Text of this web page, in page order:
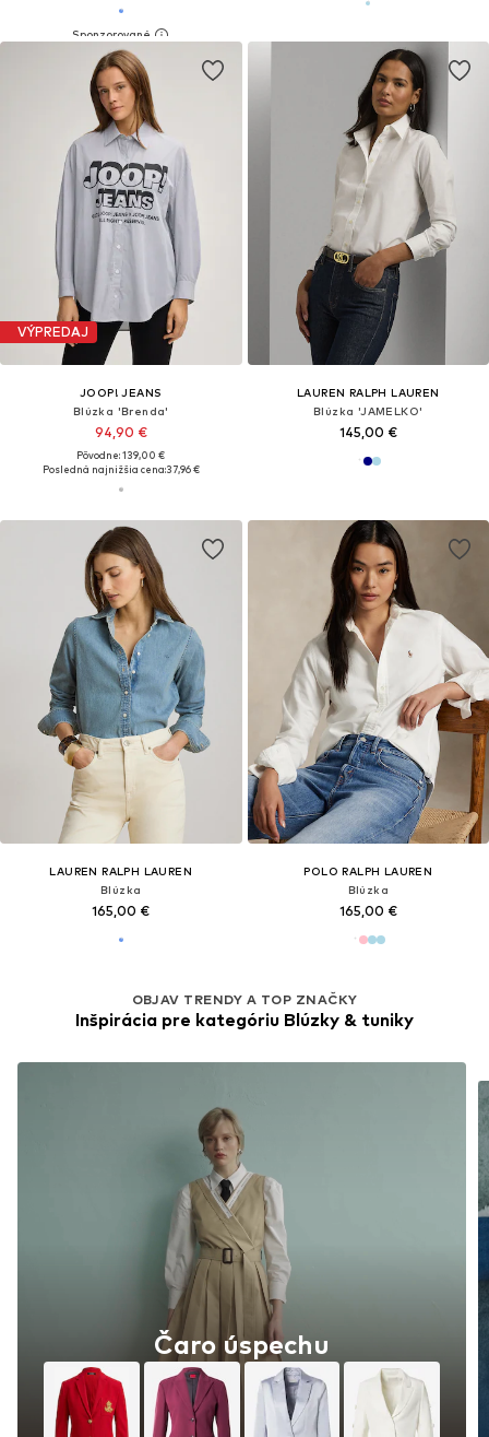
VÝPREDAJ
JOOP! JEANS
Blúzka 'Brenda'
94,90 €
Pôvodne: 139,00 €
Posledná najnižšia cena:37,96 €
LAUREN RALPH LAUREN
Blúzka 'JAMELKO'
145,00 €
LAUREN RALPH LAUREN
Blúzka
165,00 €
POLO RALPH LAUREN
Blúzka
165,00 €
OBJAV TRENDY A TOP ZNAČKY
Inšpirácia pre kategóriu Blúzky & tuniky
Čaro úspechu